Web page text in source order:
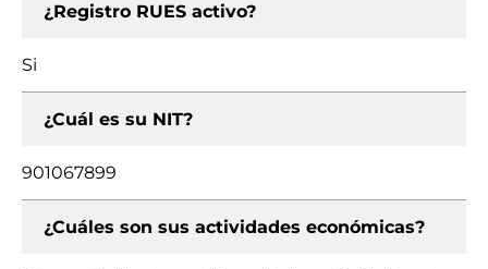
¿Registro RUES activo?
Si
¿Cuál es su NIT?
901067899
¿Cuáles son sus actividades económicas?